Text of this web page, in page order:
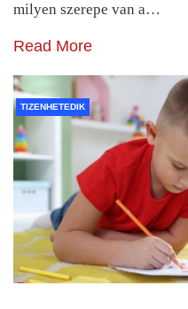
milyen szerepe van a…
Read More
TIZENHETEDIK